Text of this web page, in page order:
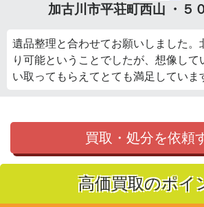
加古川市平荘町西山 ・５
遺品整理と合わせてお願いしました。
り可能ということでしたが、想像して
い取ってもらえてとても満足していま
買取・処分を依頼
高価買取のポイ